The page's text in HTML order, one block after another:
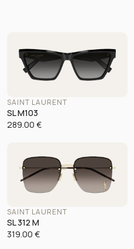
SAINT LAURENT
SL M103
289.00 €
SAINT LAURENT
SL 312 M
319.00 €